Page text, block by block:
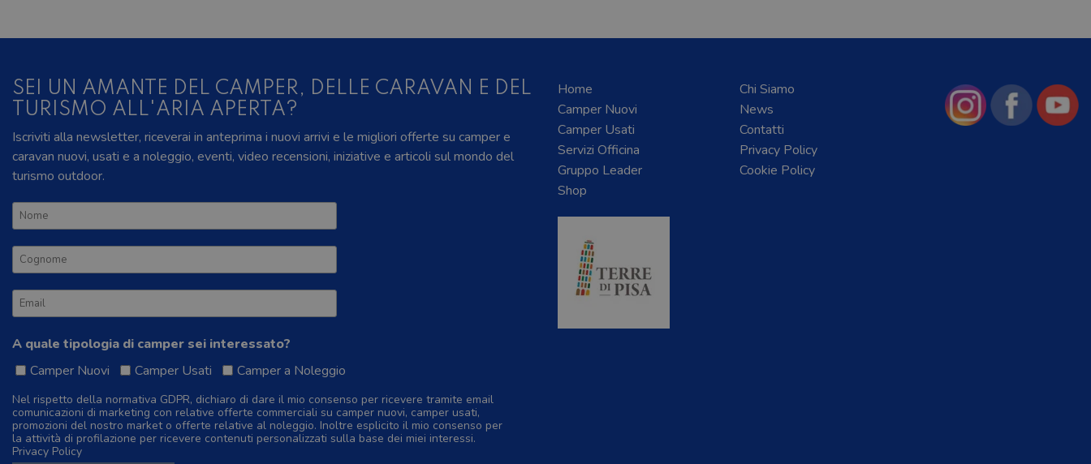
SEI UN AMANTE DEL CAMPER, DELLE CARAVAN E DEL
TURISMO ALL'ARIA APERTA?
Iscriviti alla newsletter, riceverai in anteprima i nuovi arrivi e le migliori offerte su camper e
caravan nuovi, usati e a noleggio, eventi, video recensioni, iniziative e articoli sul mondo del
turismo outdoor.
A quale tipologia di camper sei interessato?
Camper Nuovi
Camper Usati Camper a Noleggio
Nel rispetto della normativa GDPR, dichiaro di dare il mio consenso per ricevere tramite email
comunicazioni di marketing con relative offerte commerciali su camper nuovi, camper usati,
promozioni del nostro market o offerte relative al noleggio. Inoltre esplicito il mio consenso per
la attività di profilazione per ricevere contenuti personalizzati sulla base dei miei interessi.
Privacy Policy
Home
Camper Nuovi
Camper Usati
Servizi Officina
Gruppo Leader
Shop
Chi Siamo
News
Contatti
Privacy Policy
Cookie Policy